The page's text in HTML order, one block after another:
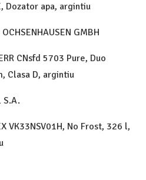
Dozator apa, argintiu
GMBH
CNsfd 5703 Pure, Duo
Clasa D, argintiu
S.A.
VK33NSV01H, No Frost, 326 l,